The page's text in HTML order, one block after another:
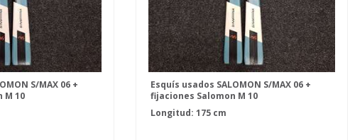
S/MAX 06 +
M 10
Esquís usados SALOMON S/MAX 06 +
fijaciones Salomon M 10
Longitud: 175 cm